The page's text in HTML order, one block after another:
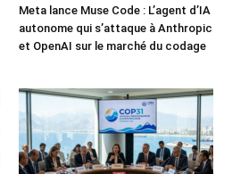
Meta lance Muse Code : L’agent d’IA
autonome qui s’attaque à Anthropic
et OpenAI sur le marché du codage